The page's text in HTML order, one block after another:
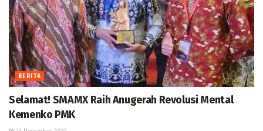
BERITA
Selamat! SMAMX Raih Anugerah Revolusi Mental
Kemenko PMK